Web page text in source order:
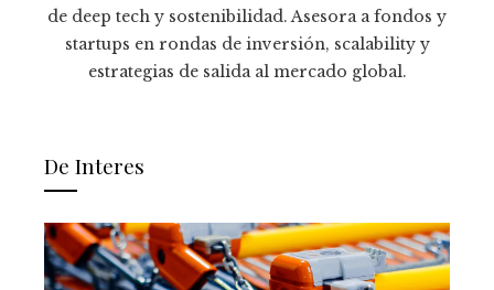
de deep tech y sostenibilidad. Asesora a fondos y
startups en rondas de inversión, scalability y
estrategias de salida al mercado global.
De Interes